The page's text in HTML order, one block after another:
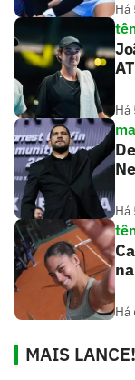
Há
Há
Há
Há
MAIS LANCE!